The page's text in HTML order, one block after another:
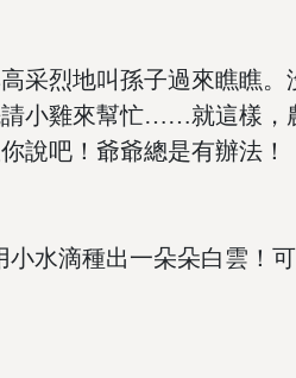
采烈地叫孫子過來瞧瞧。
小雞來幫忙……就這樣，
說吧！爺爺總是有辦法！
水滴種出一朵朵白雲！